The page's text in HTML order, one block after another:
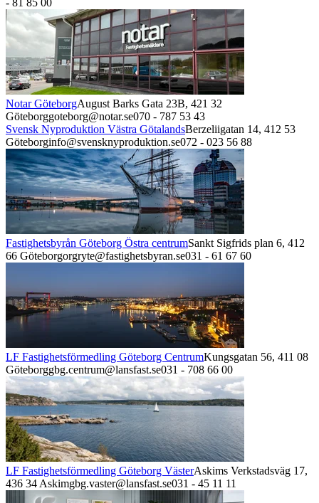
Notar GöteborgAugust Barks Gata 23B, 421 32
Göteborggoteborg@notar.se070 - 787 53 43
Svensk Nyproduktion Västra GötalandsBerzeliigatan 14, 412 53
Göteborginfo@svensknyproduktion.se072 - 023 56 88
Fastighetsbyrån Göteborg Östra centrumSankt Sigfrids plan 6, 412
66 Göteborgorgryte@fastighetsbyran.se031 - 61 67 60
LF Fastighetsförmedling Göteborg CentrumKungsgatan 56, 411 08
Göteborggbg.centrum@lansfast.se031 - 708 66 00
LF Fastighetsförmedling Göteborg VästerAskims Verkstadsväg 17,
436 34 Askimgbg.vaster@lansfast.se031 - 45 11 11